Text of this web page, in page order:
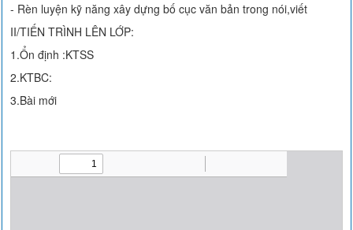
- Rèn luyện kỹ năng xây dựng bố cục văn bản trong nói,viết
II/TIẾN TRÌNH LÊN LỚP:
1.Ổn định :KTSS
2.KTBC:
3.Bài mới